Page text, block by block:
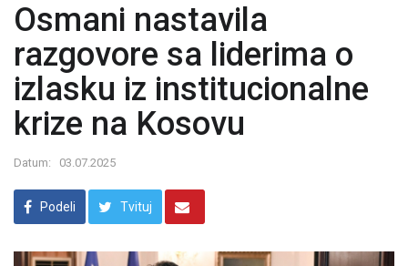
Osmani nastavila
razgovore sa liderima o
izlasku iz institucionalne
krize na Kosovu
Datum: 03.07.2025
Podeli Tvituj